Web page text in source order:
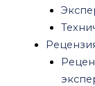
Экспертный
недвижимости